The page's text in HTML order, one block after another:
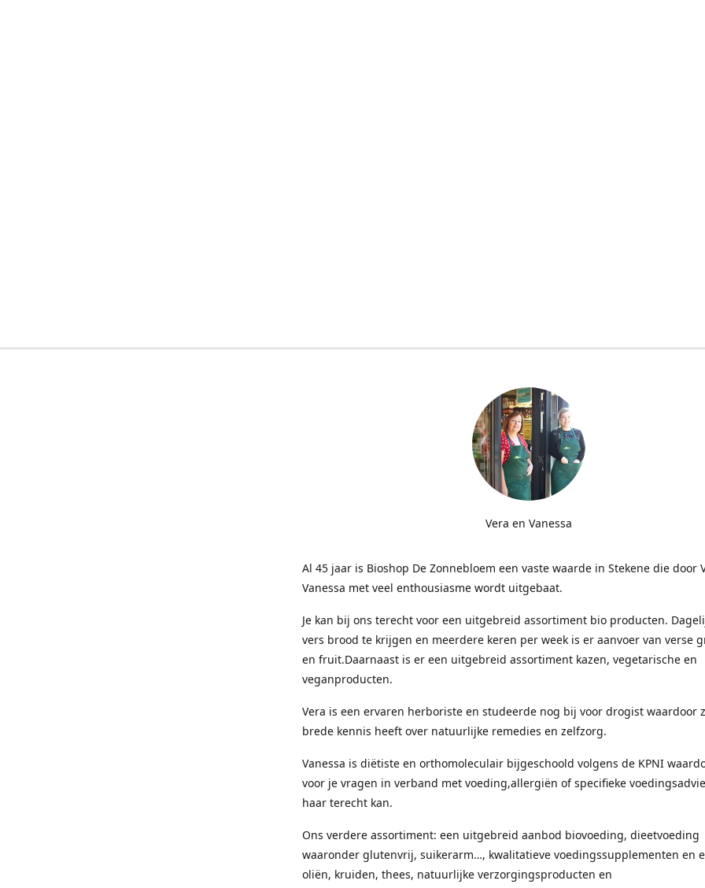
Vera en Vanessa
Al 45 jaar is Bioshop De Zonnebloem een vaste waarde in Stekene die door
Vanessa met veel enthousiasme wordt uitgebaat.
Je kan bij ons terecht voor een uitgebreid assortiment bio producten.
vers brood te krijgen en meerdere keren per week is er aanvoer van verse
en fruit.Daarnaast is er een uitgebreid assortiment kazen, vegetarische en
veganproducten.
Vera is een ervaren herboriste en studeerde nog bij voor drogist waardoor
brede kennis heeft over natuurlijke remedies en zelfzorg.
Vanessa is diëtiste en orthomoleculair bijgeschoold volgens de KPNI
voor je vragen in verband met voeding,allergiën of specifieke
haar terecht kan.
Ons verdere assortiment: een uitgebreid aanbod biovoeding, dieetvoeding
waaronder glutenvrij, suikerarm…, kwalitatieve voedingssupplementen en
oliën, kruiden, thees, natuurlijke verzorgingsproducten en